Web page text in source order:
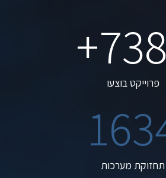
+
פרוייקט בוצעו
תחזוקת מערכות